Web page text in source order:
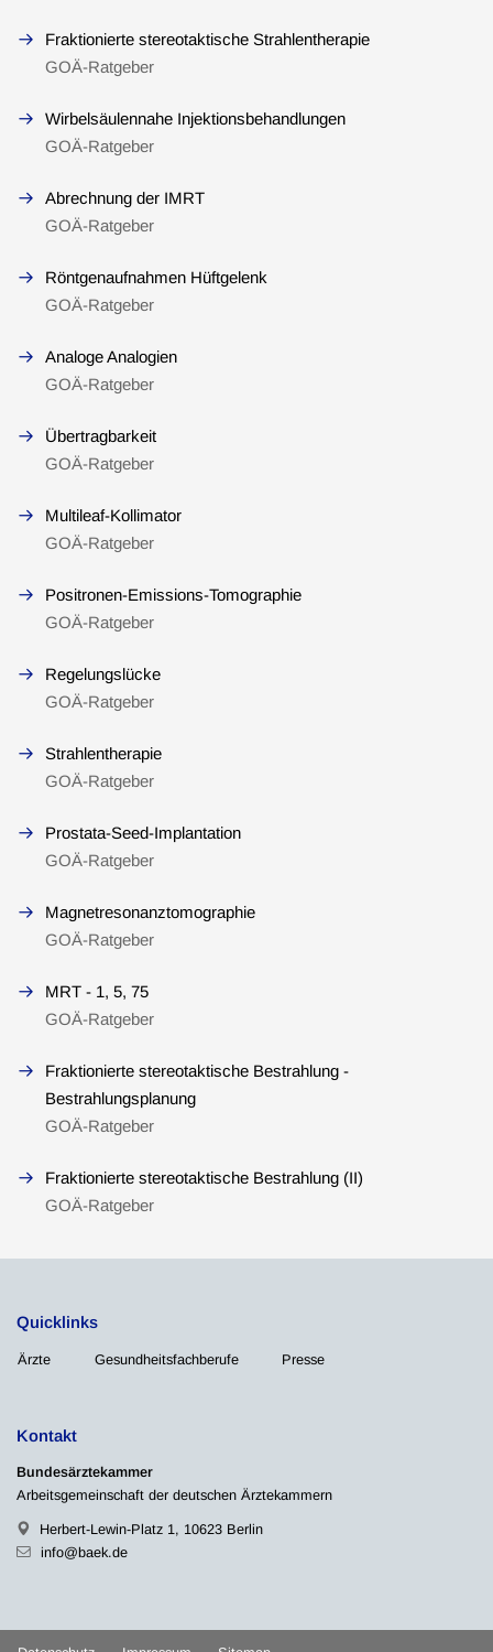
Fraktionierte stereotaktische Strahlentherapie
GOÄ-Ratgeber
Wirbelsäulennahe Injektionsbehandlungen
GOÄ-Ratgeber
Abrechnung der IMRT
GOÄ-Ratgeber
Röntgenaufnahmen Hüftgelenk
GOÄ-Ratgeber
Analoge Analogien
GOÄ-Ratgeber
Übertragbarkeit
GOÄ-Ratgeber
Multileaf-Kollimator
GOÄ-Ratgeber
Positronen-Emissions-Tomographie
GOÄ-Ratgeber
Regelungslücke
GOÄ-Ratgeber
Strahlentherapie
GOÄ-Ratgeber
Prostata-Seed-Implantation
GOÄ-Ratgeber
Magnetresonanztomographie
GOÄ-Ratgeber
MRT - 1, 5, 75
GOÄ-Ratgeber
Fraktionierte stereotaktische Bestrahlung -
Bestrahlungsplanung
GOÄ-Ratgeber
Fraktionierte stereotaktische Bestrahlung (II)
GOÄ-Ratgeber
Quicklinks
Ärzte Gesundheitsfachberufe Presse
Kontakt
Bundesärztekammer
Arbeitsgemeinschaft der deutschen Ärztekammern
Herbert-Lewin-Platz 1, 10623 Berlin
info@baek.de